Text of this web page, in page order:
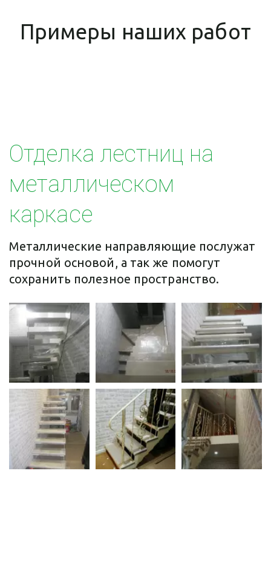
Примеры наших работ
Отделка лестниц на
металлическом
каркасе
Металлические направляющие послужат
прочной основой, а так же помогут
сохранить полезное пространство.